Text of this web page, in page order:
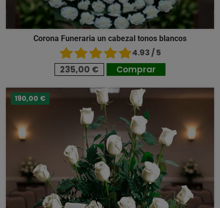
Corona Funeraria un cabezal tonos blancos
4.93 / 5
235,00 € Comprar
190,00 €